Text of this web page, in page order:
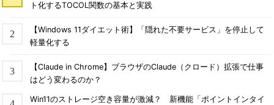
ト化するTOCOL関数の基本と実践
【Windows 11ダイエット術】「隠れた不要サービス」を停止して
軽量化する
【Claude in Chrome】ブラウザのClaude（クロード）拡張で仕事
はどう変わるのか？
Win11のストレージ空き容量が激減？ 新機能「ポイントインタイ